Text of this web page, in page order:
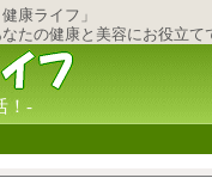
康ライフ」
たの健康と美容にお役立て
！-